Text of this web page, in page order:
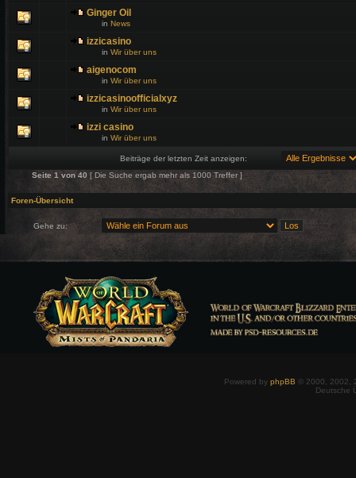
Ginger Oil
in News
izzicasino
in Wir über uns
aigenocom
in Wir über uns
izzicasinoofficialxyz
in Wir über uns
izzi casino
in Wir über uns
Beiträge der letzten Zeit anzeigen:
Seite 1 von40 [ Die Suche ergab mehr als 1000 Treffer ]
Foren-Übersicht
Gehe zu:
Powered by phpBB © 2000, 2002,
Deutsche